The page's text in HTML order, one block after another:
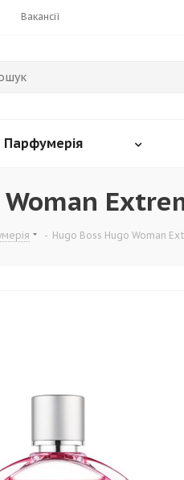
Вакансії
Парфумерія
- Hugo Boss Hugo Woman